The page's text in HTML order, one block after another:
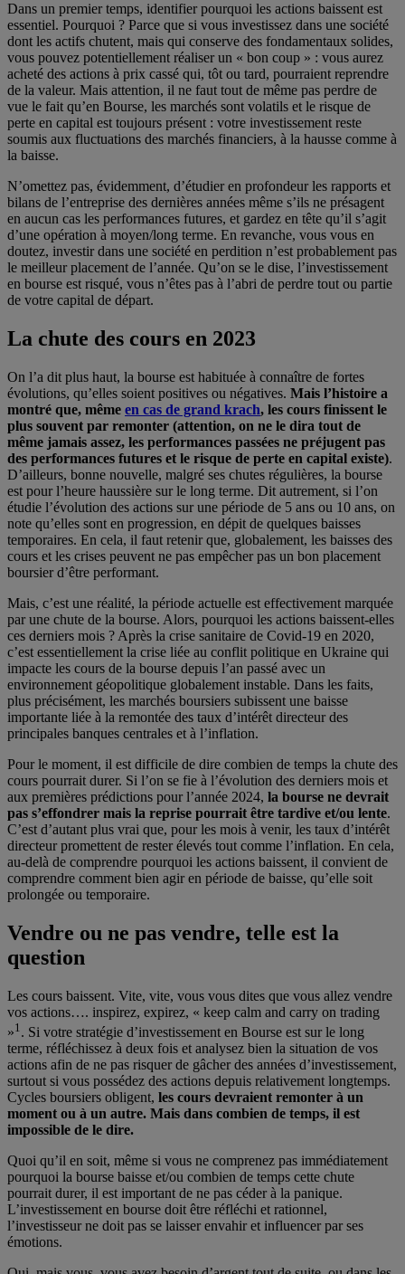
Dans un premier temps, identifier pourquoi les actions baissent est
essentiel. Pourquoi ? Parce que si vous investissez dans une société
dont les actifs chutent, mais qui conserve des fondamentaux solides,
vous pouvez potentiellement réaliser un « bon coup » : vous aurez
acheté des actions à prix cassé qui, tôt ou tard, pourraient reprendre
de la valeur. Mais attention, il ne faut tout de même pas perdre de
vue le fait qu’en Bourse, les marchés sont volatils et le risque de
perte en capital est toujours présent : votre investissement reste
soumis aux fluctuations des marchés financiers, à la hausse comme à
la baisse.
N’omettez pas, évidemment, d’étudier en profondeur les rapports et
bilans de l’entreprise des dernières années même s’ils ne présagent
en aucun cas les performances futures, et gardez en tête qu’il s’agit
d’une opération à moyen/long terme. En revanche, vous vous en
doutez, investir dans une société en perdition n’est probablement pas
le meilleur placement de l’année. Qu’on se le dise, l’investissement
en bourse est risqué, vous n’êtes pas à l’abri de perdre tout ou partie
de votre capital de départ.
La chute des cours en 2023
On l’a dit plus haut, la bourse est habituée à connaître de fortes
évolutions, qu’elles soient positives ou négatives. Mais l’histoire a
montré que, même en cas de grand krach, les cours finissent le
plus souvent par remonter (attention, on ne le dira tout de
même jamais assez, les performances passées ne préjugent pas
des performances futures et le risque de perte en capital existe).
D’ailleurs, bonne nouvelle, malgré ses chutes régulières, la bourse
est pour l’heure haussière sur le long terme. Dit autrement, si l’on
étudie l’évolution des actions sur une période de 5 ans ou 10 ans, on
note qu’elles sont en progression, en dépit de quelques baisses
temporaires. En cela, il faut retenir que, globalement, les baisses des
cours et les crises peuvent ne pas empêcher pas un bon placement
boursier d’être performant.
Mais, c’est une réalité, la période actuelle est effectivement marquée
par une chute de la bourse. Alors, pourquoi les actions baissent-elles
ces derniers mois ? Après la crise sanitaire de Covid-19 en 2020,
c’est essentiellement la crise liée au conflit politique en Ukraine qui
impacte les cours de la bourse depuis l’an passé avec un
environnement géopolitique globalement instable. Dans les faits,
plus précisément, les marchés boursiers subissent une baisse
importante liée à la remontée des taux d’intérêt directeur des
principales banques centrales et à l’inflation.
Pour le moment, il est difficile de dire combien de temps la chute des
cours pourrait durer. Si l’on se fie à l’évolution des derniers mois et
aux premières prédictions pour l’année 2024, la bourse ne devrait
pas s’effondrer mais la reprise pourrait être tardive et/ou lente.
C’est d’autant plus vrai que, pour les mois à venir, les taux d’intérêt
directeur promettent de rester élevés tout comme l’inflation. En cela,
au-delà de comprendre pourquoi les actions baissent, il convient de
comprendre comment bien agir en période de baisse, qu’elle soit
prolongée ou temporaire.
Vendre ou ne pas vendre, telle est la
question
Les cours baissent. Vite, vite, vous vous dites que vous allez vendre
vos actions…. inspirez, expirez, « keep calm and carry on trading
»1. Si votre stratégie d’investissement en Bourse est sur le long
terme, réfléchissez à deux fois et analysez bien la situation de vos
actions afin de ne pas risquer de gâcher des années d’investissement,
surtout si vous possédez des actions depuis relativement longtemps.
Cycles boursiers obligent, les cours devraient remonter à un
moment ou à un autre. Mais dans combien de temps, il est
impossible de le dire.
Quoi qu’il en soit, même si vous ne comprenez pas immédiatement
pourquoi la bourse baisse et/ou combien de temps cette chute
pourrait durer, il est important de ne pas céder à la panique.
L’investissement en bourse doit être réfléchi et rationnel,
l’investisseur ne doit pas se laisser envahir et influencer par ses
émotions.